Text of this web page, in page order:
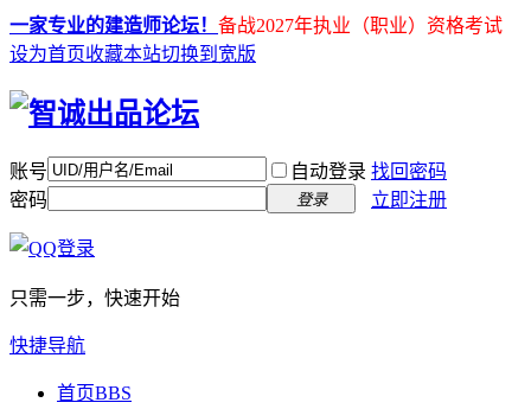
一家专业的建造师论坛！ 备战2027年执业（职业）资格考试
设为首页收藏本站切换到宽版
账号 自动登录 找回密码
密码
登录 立即注册
只需一步，快速开始
快捷导航
首页BBS